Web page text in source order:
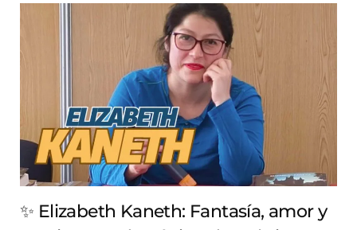
✨ Elizabeth Kaneth: Fantasía, amor y